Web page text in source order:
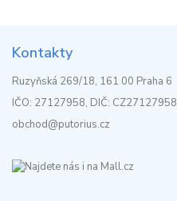
Kontakty
Ruzyňská 269/18, 161 00 Praha 6
IČO: 27127958, DIČ: CZ27127958
obchod@putorius.cz